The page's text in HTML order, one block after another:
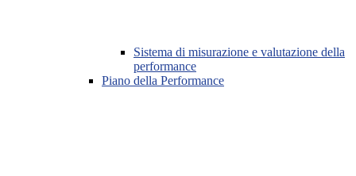
Sistema di misurazione e valutazione della
performance
Piano della Performance